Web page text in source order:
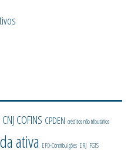
CNJ COFINS CPDEN créditos não tributários
ativa EFD-Contribuições ERJ FGTS